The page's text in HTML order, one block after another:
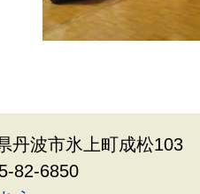
丹波市氷上町成松103
82-6850